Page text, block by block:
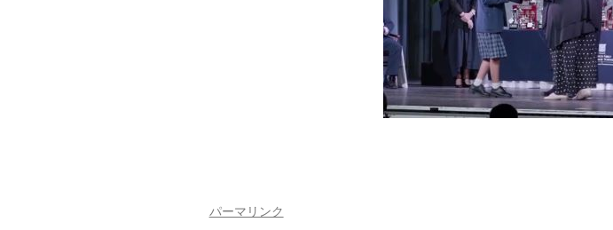
生徒居住地・通学時間
パーマリンク